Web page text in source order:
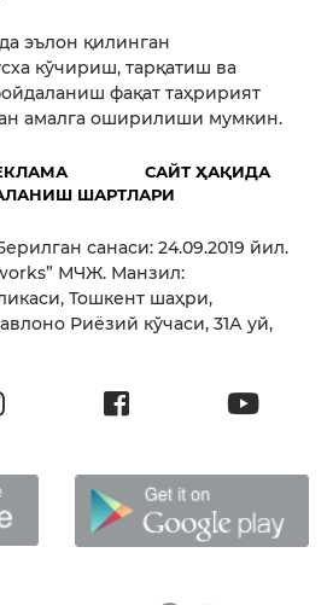
эълон қилинган
кўчириш, тарқатиш ва
фақат таҳририят
амалга оширилиши мумкин.
САЙТ ҲАҚИДА
ШАРТЛАРИ
санаси: 24.09.2019 йил.
МЧЖ. Манзил:
Тошкент шаҳри,
Риёзий кўчаси, 31А уй,